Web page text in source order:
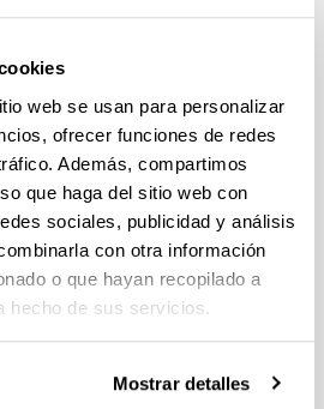
web se usan para personalizar
ofrecer funciones de redes
Además, compartimos
que haga del sitio web con
sociales, publicidad y análisis
con otra información
o que hayan recopilado a
hecho de sus servicios.
Mostrar detalles
en el perfil de autor
identificador numérico que se
a los autores que tengan
enScopus. Este identificador lo
documentos en un perfil del autor.